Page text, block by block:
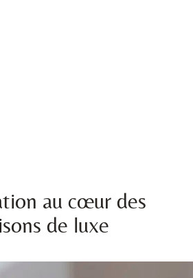
au cœur des
de luxe